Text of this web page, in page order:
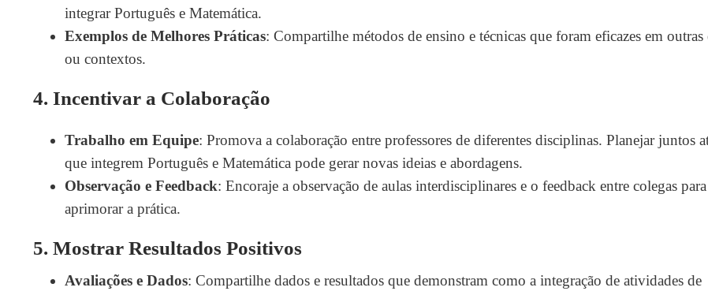
integrar Português e Matemática.
Exemplos de Melhores Práticas: Compartilhe métodos de ensino e técnicas que foram eficazes em outras
ou contextos.
4. Incentivar a Colaboração
Trabalho em Equipe: Promova a colaboração entre professores de diferentes disciplinas. Planejar juntos
que integrem Português e Matemática pode gerar novas ideias e abordagens.
Observação e Feedback: Encoraje a observação de aulas interdisciplinares e o feedback entre colegas para
aprimorar a prática.
5. Mostrar Resultados Positivos
Avaliações e Dados: Compartilhe dados e resultados que demonstram como a integração de atividades de